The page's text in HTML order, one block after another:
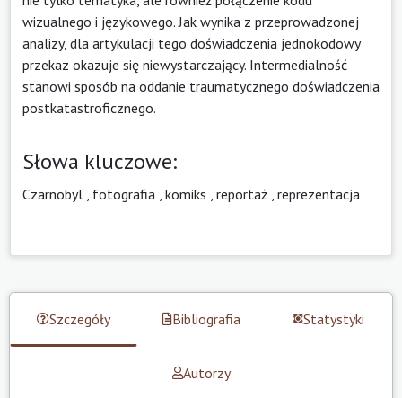
wizualnego i językowego. Jak wynika z przeprowadzonej
analizy, dla artykulacji tego doświadczenia jednokodowy
przekaz okazuje się niewystarczający. Intermedialność
stanowi sposób na oddanie traumatycznego doświadczenia
postkatastroficznego.
Słowa kluczowe:
Czarnobyl fotografia komiks reportaż reprezentacja
Szczegóły Bibliografia Statystyki
Autorzy